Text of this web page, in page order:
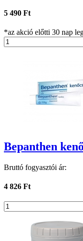
5 490 Ft
*az akció előtti 30 nap
Bepanthen
Bruttó fogyasztói ár:
4 826 Ft